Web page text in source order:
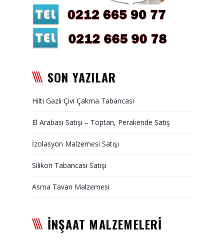
Alçıpan malzemesi satışı
Sandviç Panel Malzemesi
Satışı
Asma Tavan Malzemesi
Kaplama
BİZE ULAŞIN
SON YAZILAR
Hilti Gazlı Çivi Çakma Tabancası
El Arabası Satışı – Toptan, Perakende Satış
İzolasyon Malzemesi Satışı
Silikon Tabancası Satışı
Asma Tavan Malzemesi
İNŞAAT MALZEMELERİ